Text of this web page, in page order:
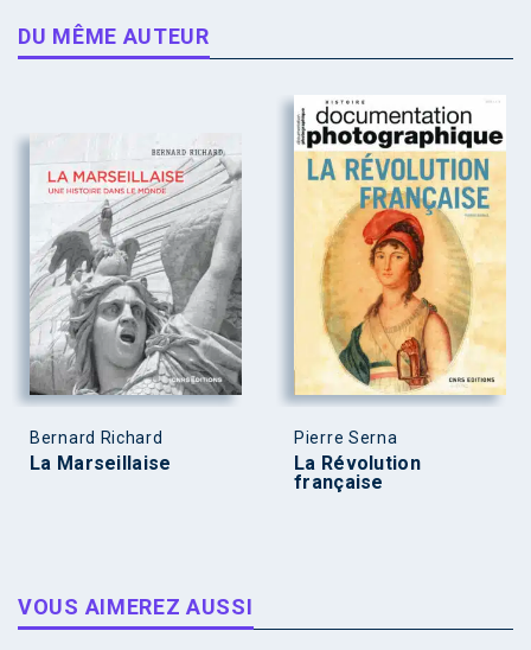
DU MÊME AUTEUR
Bernard Richard
La Marseillaise
Pierre Serna
La Révolution
française
VOUS AIMEREZ AUSSI